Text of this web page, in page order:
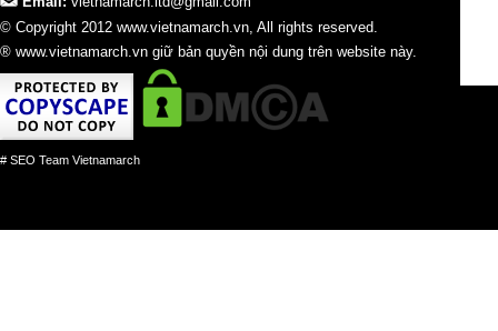
© Copyright 2012 www.vietnamarch.vn, All rights reserved.
® www.vietnamarch.vn giữ bản quyền nội dung trên website này.
# SEO Team Vietnamarch